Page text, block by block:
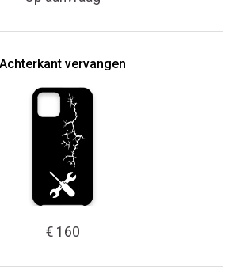
Achterkant vervangen
€ 160